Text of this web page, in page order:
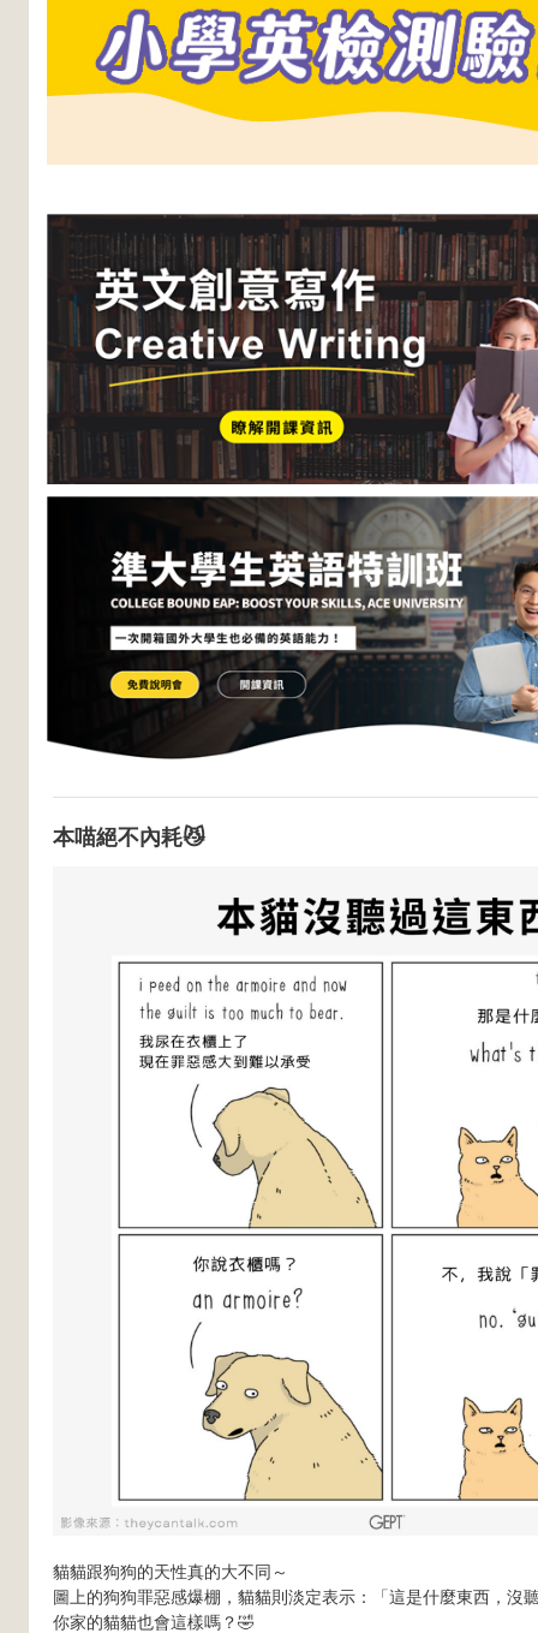
本喵絕不內耗😼
貓貓跟狗狗的天性真的大不同～
圖上的狗狗罪惡感爆棚，貓貓則淡定表示：「這是什麼東西，沒
你家的貓貓也會這樣嗎？🤣